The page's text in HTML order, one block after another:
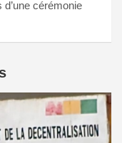
cérémonie